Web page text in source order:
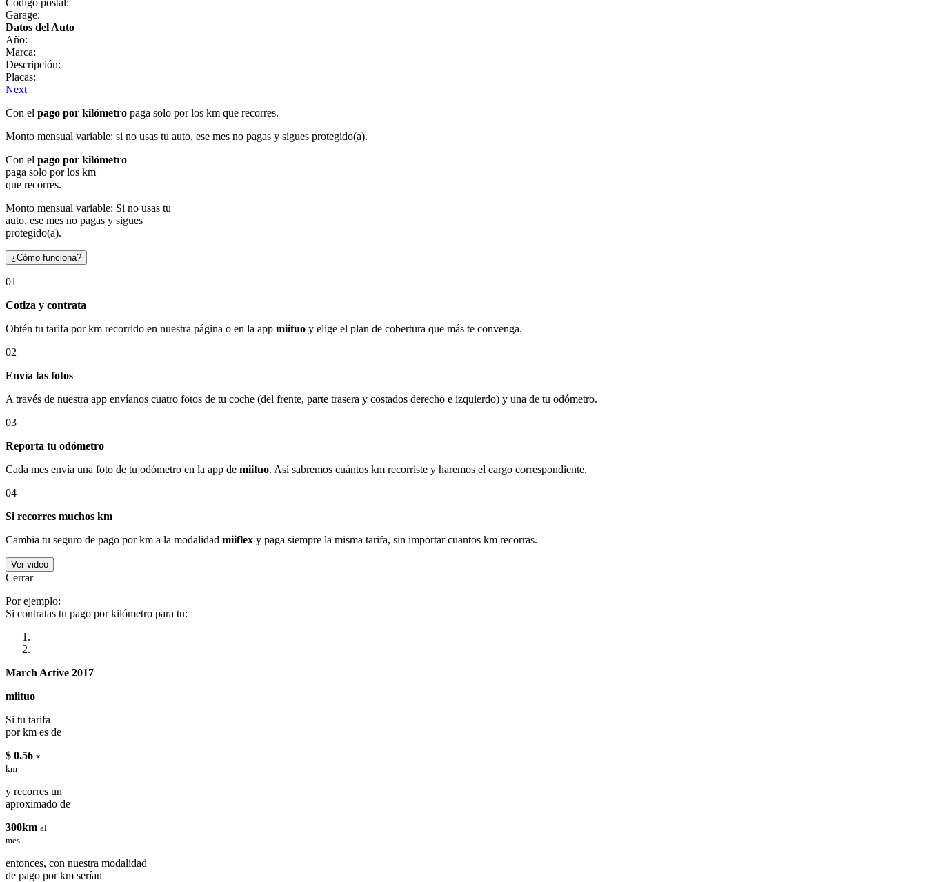
Garage:
Datos del Auto
Año:
Marca:
Descripción:
Placas:
Next
Con el pago por kilómetro paga solo por los km que recorres.
Monto mensual variable: si no usas tu auto, ese mes no pagas y sigues protegido(a).
Con el pago por kilómetro
paga solo por los km
que recorres.
Monto mensual variable: Si no usas tu
auto, ese mes no pagas y sigues
protegido(a).
¿Cómo funciona?
01
Cotiza y contrata
Obtén tu tarifa por km recorrido en nuestra página o en la app miituo y elige el plan de cobertura que más te convenga.
02
Envía las fotos
A través de nuestra app envíanos cuatro fotos de tu coche (del frente, parte trasera y costados derecho e izquierdo) y una de tu odómetro.
03
Reporta tu odómetro
Cada mes envía una foto de tu odómetro en la app de miituo. Así sabremos cuántos km recorriste y haremos el cargo correspondiente.
04
Si recorres muchos km
Cambia tu seguro de pago por km a la modalidad miiflex y paga siempre la misma tarifa, sin importar cuantos km recorras.
Ver video
Cerrar
Por ejemplo:
Si contratas tu pago por kilómetro para tu:
March Active 2017
miituo
Si tu tarifa
por km es de
$ 0.56 x
km
y recorres un
aproximado de
300km al
mes
entonces, con nuestra modalidad
de pago por km serían